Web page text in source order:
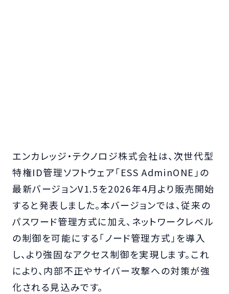
エンカレッジ・テクノロジ株式会社は、次世代型
特権ID管理ソフトウェア「ESS AdminONE」の
最新バージョンV1.5を2026年4月より販売開始
すると発表しました。本バージョンでは、従来の
パスワード管理方式に加え、ネットワークレベル
の制御を可能にする「ノード管理方式」を導入
し、より強固なアクセス制御を実現します。これ
により、内部不正やサイバー攻撃への対策が強
化される見込みです。